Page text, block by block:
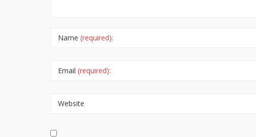
Name (required):
Email (required):
Website